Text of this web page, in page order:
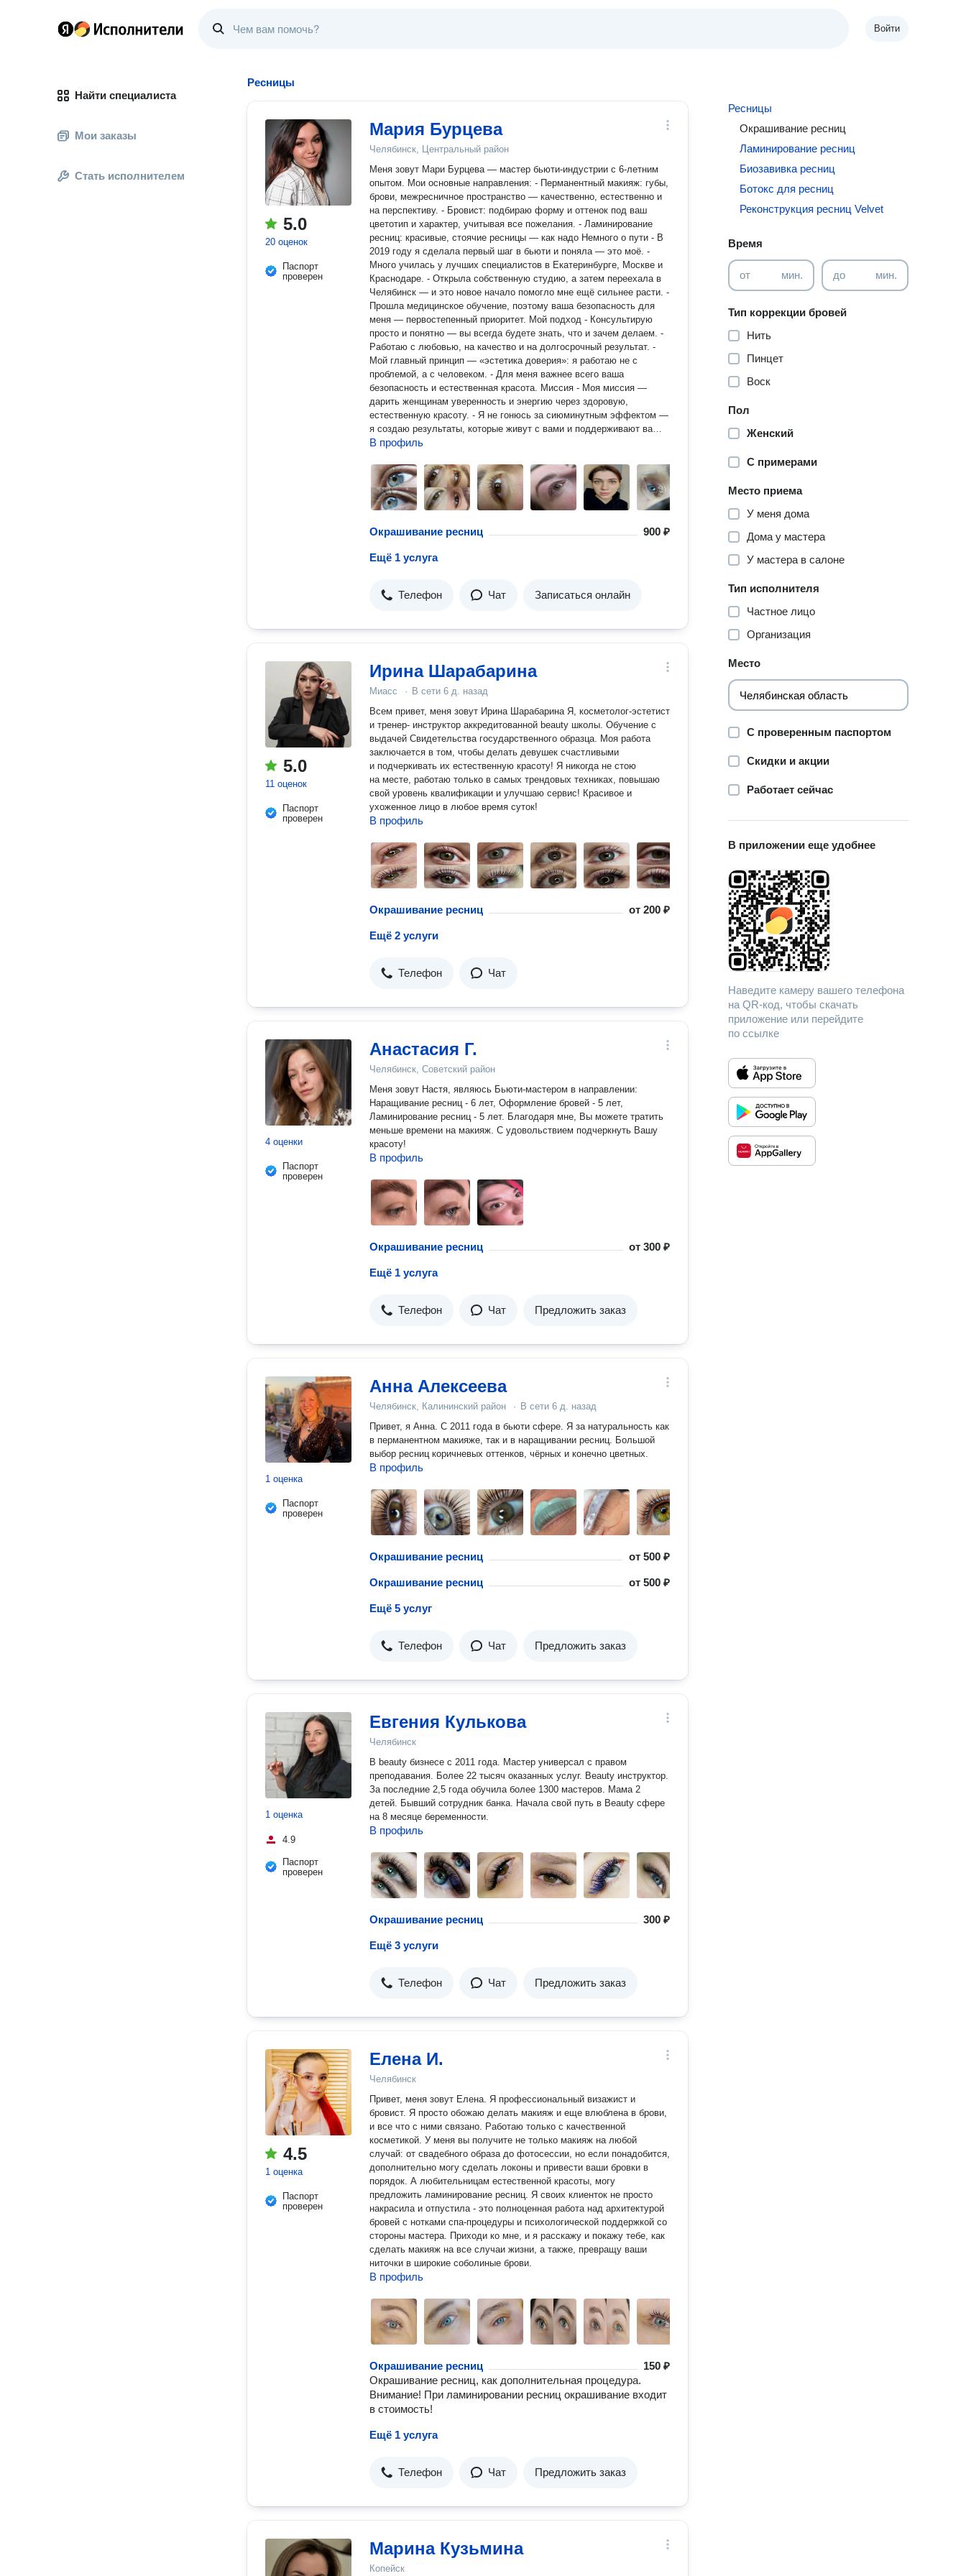
Войти
Найти специалиста
Мои заказы
Стать исполнителем
Ресницы
5.0
20 оценок
Паспорт
проверен
Мария Бурцева
Челябинск, Центральный район
Меня зовут Мари Бурцева — мастер бьюти-индустрии с 6‑летним
опытом. Мои основные направления: - Перманентный макияж: губы,
брови, межресничное пространство — качественно, естественно и
на перспективу. - Бровист: подбираю форму и оттенок под ваш
цветотип и характер, учитывая все пожелания. - Ламинирование
ресниц: красивые, стоячие ресницы — как надо Немного о пути - В
2019 году я сделала первый шаг в бьюти и поняла — это моё. -
Много училась у лучших специалистов в Екатеринбурге, Москве и
Краснодаре. - Открыла собственную студию, а затем переехала в
Челябинск — и это новое начало помогло мне ещё сильнее расти. -
Прошла медицинское обучение, поэтому ваша безопасность для
меня — первостепенный приоритет. Мой подход - Консультирую
просто и понятно — вы всегда будете знать, что и зачем делаем. -
Работаю с любовью, на качество и на долгосрочный результат. -
Мой главный принцип — «эстетика доверия»: я работаю не с
проблемой, а с человеком. - Для меня важнее всего ваша
безопасность и естественная красота. Миссия - Моя миссия —
дарить женщинам уверенность и энергию через здоровую,
естественную красоту. - Я не гонюсь за сиюминутным эффектом —
я создаю результаты, которые живут с вами и поддерживают вашу
уверенность. Комфорт в студии - Мне важно, чтобы вы
Если хотите преобразиться с заботой и профессионализмом —
напишите мне в сообщения, и я подскажу следующий шаг или
запишу на консультацию. Готова помочь вам выглядеть и
чувствовать себя лучше каждый день.
В профиль
Окрашивание ресниц 900 ₽
Ещё 1 услуга
Телефон Чат Записаться онлайн
5.0
11 оценок
Паспорт
проверен
Ирина Шарабарина
Миасс · В сети 6 д. назад
Всем привет, меня зовут Ирина Шарабарина Я, косметолог-эстетист
и тренер- инструктор аккредитованной beauty школы. Обучение с
выдачей Свидетельства государственного образца. Моя работа
заключается в том, чтобы делать девушек счастливыми
и подчеркивать их естественную красоту! Я никогда не стою
на месте, работаю только в самых трендовых техниках, повышаю
свой уровень квалификации и улучшаю сервис! Красивое и
ухоженное лицо в любое время суток!
В профиль
Окрашивание ресниц от200 ₽
Ещё 2 услуги
Телефон Чат
4 оценки
Паспорт
проверен
Анастасия Г.
Челябинск, Советский район
Меня зовут Настя, являюсь Бьюти-мастером в направлении:
Наращивание ресниц - 6 лет, Оформление бровей - 5 лет,
Ламинирование ресниц - 5 лет. Благодаря мне, Вы можете тратить
меньше времени на макияж. С удовольствием подчеркнуть Вашу
красоту!
В профиль
Окрашивание ресниц от300 ₽
Ещё 1 услуга
Телефон Чат Предложить заказ
1 оценка
Паспорт
проверен
Анна Алексеева
Челябинск, Калининский район · В сети 6 д. назад
Привет, я Анна. С 2011 года в бьюти сфере. Я за натуральность как
в перманентном макияже, так и в наращивании ресниц. Большой
выбор ресниц коричневых оттенков, чёрных и конечно цветных.
В профиль
Окрашивание ресниц от500 ₽
Окрашивание ресниц от500 ₽
Ещё 5 услуг
Телефон Чат Предложить заказ
1 оценка
4.9
Паспорт
проверен
Евгения Кулькова
Челябинск
В beauty бизнесе с 2011 года. Мастер универсал с правом
преподавания. Более 22 тысяч оказанных услуг. Beauty инструктор.
За последние 2,5 года обучила более 1300 мастеров. Мама 2
детей. Бывший сотрудник банка. Начала свой путь в Beauty сфере
на 8 месяце беременности.
В профиль
Окрашивание ресниц 300 ₽
Ещё 3 услуги
Телефон Чат Предложить заказ
4.5
1 оценка
Паспорт
проверен
Елена И.
Челябинск
Привет, меня зовут Елена. Я профессиональный визажист и
бровист. Я просто обожаю делать макияж и еще влюблена в брови,
и все что с ними связано. Работаю только с качественной
косметикой. У меня вы получите не только макияж на любой
случай: от свадебного образа до фотосессии, но если понадобится,
дополнительно могу сделать локоны и привести ваши бровки в
порядок. А любительницам естественной красоты, могу
предложить ламинирование ресниц. Я своих клиенток не просто
накрасила и отпустила - это полноценная работа над архитектурой
бровей с нотками спа-процедуры и психологической поддержкой со
стороны мастера. Приходи ко мне, и я расскажу и покажу тебе, как
сделать макияж на все случаи жизни, а также, превращу ваши
ниточки в широкие соболиные брови.
В профиль
Окрашивание ресниц
150 ₽
Окрашивание ресниц, как дополнительная процедура.
Внимание! При ламинировании ресниц окрашивание входит
в стоимость!
Ещё 1 услуга
Телефон Чат Предложить заказ
Марина Кузьмина
Копейск
Ресницы
Окрашивание ресниц
Ламинирование ресниц
Биозавивка ресниц
Ботокс для ресниц
Реконструкция ресниц Velvet
Время
от мин. до мин.
Тип коррекции бровей
Нить
Пинцет
Воск
Пол
Женский
С примерами
Место приема
У меня дома
Дома у мастера
У мастера в салоне
Тип исполнителя
Частное лицо
Организация
Место
С проверенным паспортом
Скидки и акции
Работает сейчас
В приложении еще удобнее
Наведите камеру вашего телефона
на QR-код, чтобы скачать
приложение или перейдите
по ссылке